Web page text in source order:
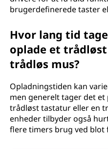
brugerdefinerede taster
Hvor lang tid
oplade et
trådløs mus?
Opladningstiden kan
men generelt tager det
trådløst tastatur eller en
enheder tilbyder også
flere timers brug ved